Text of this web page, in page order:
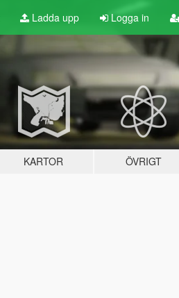
Ladda upp Logga in
KARTOR ÖVRIGT